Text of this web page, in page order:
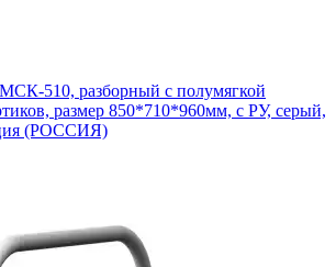
510, разборный с полумягкой
размер 850*710*960мм, с РУ, серый,
(РОССИЯ)